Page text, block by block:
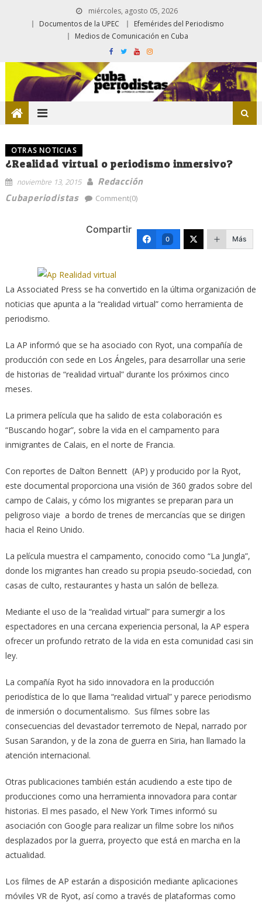
miércoles, agosto 05, 2026
Documentos de la UPEC
Efemérides del Periodismo
Medios de Comunicación en Cuba
OTRAS NOTICIAS
¿Realidad virtual o periodismo inmersivo?
noviembre 13, 2015
Redacción
Cubaperiodistas
Comment(0)
Compartir
0 Más
La Associated Press se ha convertido en la última organización de
noticias que apunta a la “realidad virtual” como herramienta de
periodismo.
La AP informó que se ha asociado con Ryot, una compañía de
producción con sede en Los Ángeles, para desarrollar una serie
de historias de “realidad virtual” durante los próximos cinco
meses.
La primera película que ha salido de esta colaboración es
“Buscando hogar”, sobre la vida en el campamento para
inmigrantes de Calais, en el norte de Francia.
Con reportes de Dalton Bennett (AP) y producido por la Ryot,
este documental proporciona una visión de 360 ​​grados sobre del
campo de Calais, y cómo los migrantes se preparan para un
peligroso viaje a bordo de trenes de mercancías que se dirigen
hacia el Reino Unido.
La película muestra el campamento, conocido como “La Jungla”,
donde los migrantes han creado su propia pseudo-sociedad, con
casas de culto, restaurantes y hasta un salón de belleza.
Mediante el uso de la “realidad virtual” para sumergir a los
espectadores en una cercana experiencia personal, la AP espera
ofrecer un profundo retrato de la vida en esta comunidad casi sin
ley.
La compañía Ryot ha sido innovadora en la producción
periodística de lo que llama “realidad virtual” y parece periodismo
de inmersión o documentalismo. Sus filmes sobre las
consecuencias del devastador terremoto de Nepal, narrado por
Susan Sarandon, y de la zona de guerra en Siria, han llamado la
atención internacional.
Otras publicaciones también están acudiendo a este tipo de
producciones como una herramienta innovadora para contar
historias. El mes pasado, el New York Times informó su
asociación con Google para realizar un filme sobre los niños
desplazados por la guerra, proyecto que está en marcha en la
actualidad.
Los filmes de AP estarán a disposición mediante aplicaciones
móviles VR de Ryot, así como a través de plataformas como